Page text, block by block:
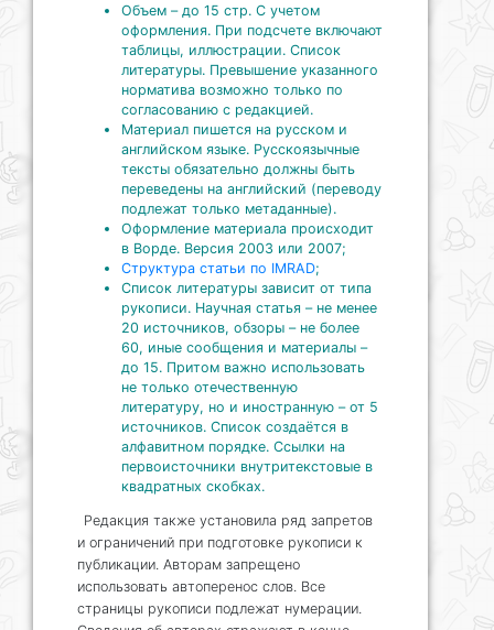
Объем – до 15 стр. С учетом
оформления. При подсчете включают
таблицы, иллюстрации. Список
литературы. Превышение указанного
норматива возможно только по
согласованию с редакцией.
Материал пишется на русском и
английском языке. Русскоязычные
тексты обязательно должны быть
переведены на английский (переводу
подлежат только метаданные).
Оформление материала происходит
в Ворде. Версия 2003 или 2007;
Структура статьи по IMRAD;
Список литературы зависит от типа
рукописи. Научная статья – не менее
20 источников, обзоры – не более
60, иные сообщения и материалы –
до 15. Притом важно использовать
не только отечественную
литературу, но и иностранную – от 5
источников. Список создаётся в
алфавитном порядке. Ссылки на
первоисточники внутритекстовые в
квадратных скобках.
Редакция также установила ряд запретов
и ограничений при подготовке рукописи к
публикации. Авторам запрещено
использовать автоперенос слов. Все
страницы рукописи подлежат нумерации.